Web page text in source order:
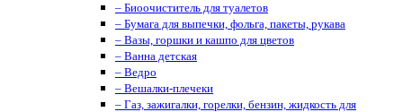
– Биоочиститель для туалетов
– Бумага для выпечки, фольга, пакеты, рукава
– Вазы, горшки и кашпо для цветов
– Ванна детская
– Ведро
– Вешалки-плечеки
– Газ, зажигалки, горелки, бензин, жидкость для